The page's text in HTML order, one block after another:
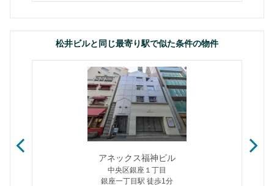
松井ビルと同じ最寄り駅で似た条件の物件
アネックス福神ビル
中央区銀座１丁目
銀座一丁目駅 徒歩1分